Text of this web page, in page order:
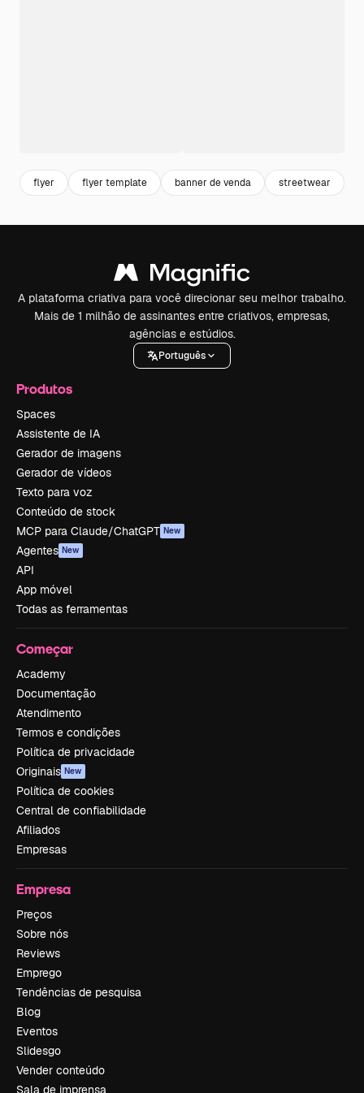
flyer flyer template banner de venda streetwear
A plataforma criativa para você direcionar seu melhor trabalho.
Mais de 1 milhão de assinantes entre criativos, empresas,
agências e estúdios.
Português
Produtos
Spaces
Assistente de IA
Gerador de imagens
Gerador de vídeos
Texto para voz
Conteúdo de stock
MCP para Claude/ChatGPT New
Agentes New
API
App móvel
Todas as ferramentas
Começar
Academy
Documentação
Atendimento
Termos e condições
Política de privacidade
Originais New
Política de cookies
Central de confiabilidade
Afiliados
Empresas
Empresa
Preços
Sobre nós
Reviews
Emprego
Tendências de pesquisa
Blog
Eventos
Slidesgo
Vender conteúdo
Sala de imprensa